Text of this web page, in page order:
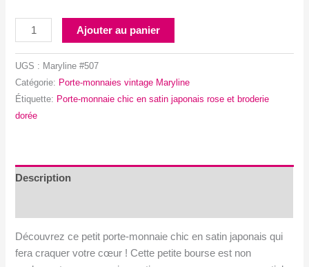
quantité
de
chic
et
Ajouter au panier
UGS : Maryline #507
Catégorie: Porte-monnaies vintage Maryline
Étiquette: Porte-monnaie chic en satin japonais rose et broderie
dorée
Description
Découvrez ce petit porte-monnaie chic en satin japonais qui
fera craquer votre cœur ! Cette petite bourse est non